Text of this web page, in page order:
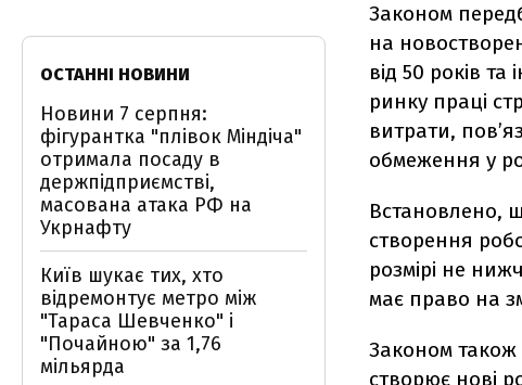
Законом
на
від 50 років
ринку праці
витрати,
обмеження у
Встановлено,
створення
розмірі не
має право на
Законом також
створює нові
ОСТАННІ НОВИНИ
Новини 7 серпня:
фігурантка "плівок Міндіча"
отримала посаду в
держпідприємстві,
масована атака РФ на
Укрнафту
Київ шукає тих, хто
відремонтує метро між
"Тараса Шевченко" і
"Почайною" за 1,76
мільярда